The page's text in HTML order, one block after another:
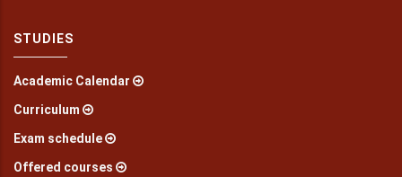
STUDIES
Academic Calendar
Curriculum
Exam schedule
Offered courses